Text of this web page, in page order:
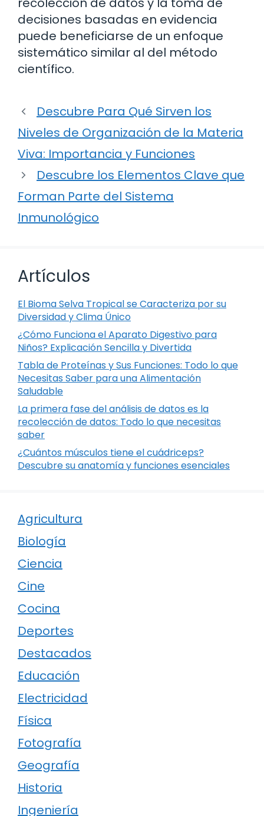
decisiones basadas en evidencia
puede beneficiarse de un enfoque
sistemático similar al del método
científico.
Descubre Para Qué Sirven los
Niveles de Organización de la Materia
Viva: Importancia y Funciones
Descubre los Elementos Clave que
Forman Parte del Sistema
Inmunológico
Artículos
El Bioma Selva Tropical se Caracteriza por su
Diversidad y Clima Único
¿Cómo Funciona el Aparato Digestivo para
Niños? Explicación Sencilla y Divertida
Tabla de Proteínas y Sus Funciones: Todo lo que
Necesitas Saber para una Alimentación
Saludable
La primera fase del análisis de datos es la
recolección de datos: Todo lo que necesitas
saber
¿Cuántos músculos tiene el cuádriceps?
Descubre su anatomía y funciones esenciales
Agricultura
Biología
Ciencia
Cine
Cocina
Deportes
Destacados
Educación
Electricidad
Física
Fotografía
Geografía
Historia
Ingeniería